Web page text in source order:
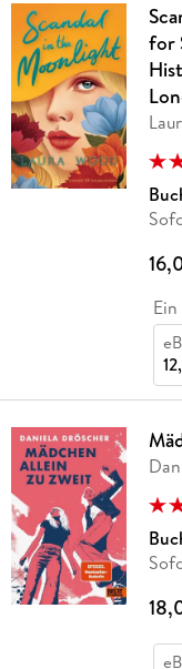
for